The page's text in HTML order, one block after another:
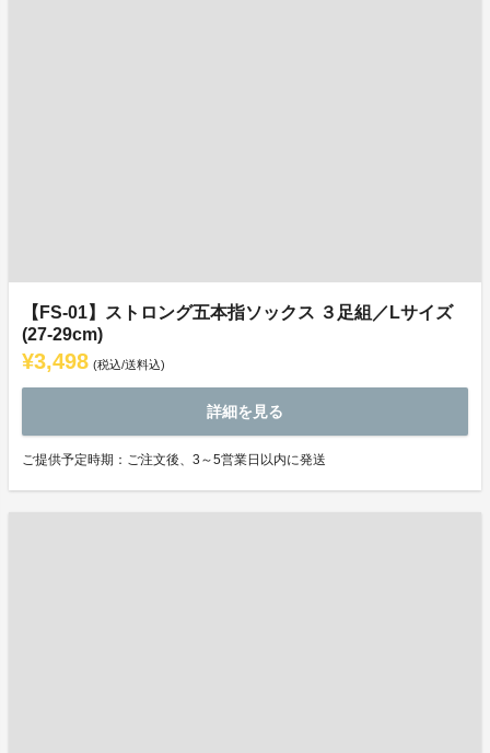
【FS-01】ストロング五本指ソックス ３足組／Lサイズ
(27-29cm)
¥3,498 (税込/送料込)
詳細を見る
ご提供予定時期：ご注文後、3～5営業日以内に発送